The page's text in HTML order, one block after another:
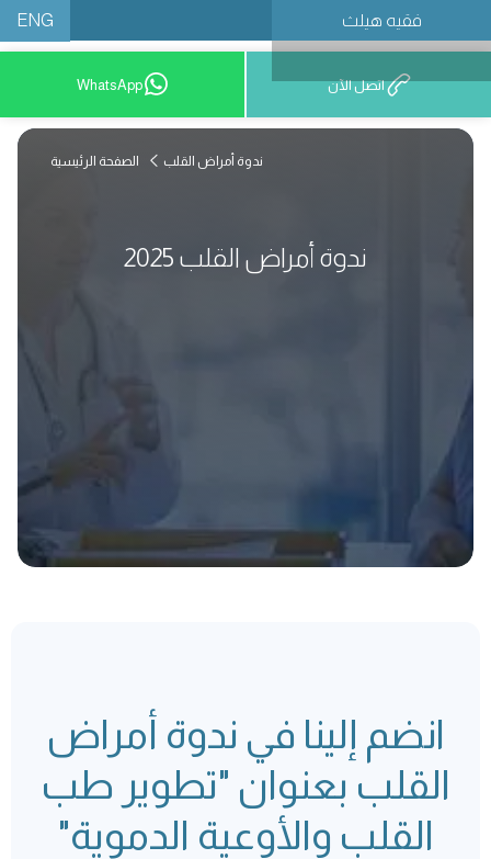
فقيه هيلث ENG
احجز موعدًا اتصل الآن WhatsApp
الصفحة الرئيسية ندوة أمراض القلب
ندوة أمراض القلب 2025
انضم إلينا في ندوة أمراض
القلب بعنوان "تطوير طب
القلب والأوعية الدموية"